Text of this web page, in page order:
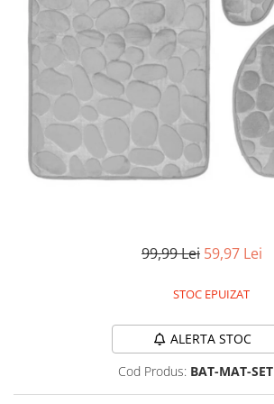
Accesorii auto interioare
Aspiratoare Auto
Produse Cosmetica Auto
Scule auto
Casa, Gradina & Bricolaj
Accesorii mese si scaune
Accesorii prize si intrerupatoare
Corpuri de iluminat interior
Echipamente protectia muncii
Folii si pungi alimentare
Frapiere si Clesti Gheata
99,99 Lei 59,97 Lei
STOC EPUIZAT
ALERTA STOC
Cod Produs: BAT-MAT-SET